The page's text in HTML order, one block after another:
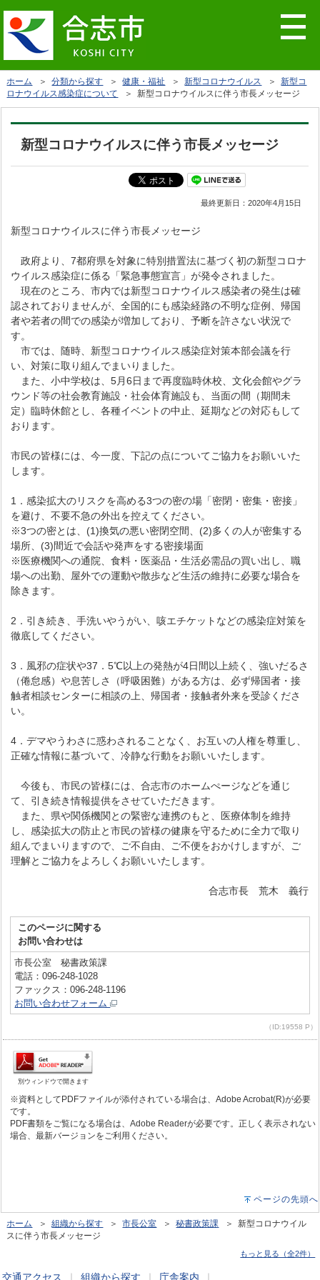
ホーム ＞分類から探す ＞健康・福祉 ＞新型コロナウイルス ＞新型コ
ロナウイルス感染症について
＞ 新型コロナウイルスに伴う市長メッセージ
新型コロナウイルスに伴う市長メッセージ
最終更新日：2020年4月15日
新型コロナウイルスに伴う市長メッセージ
政府より、7都府県を対象に特別措置法に基づく初の新型コロナ
ウイルス感染症に係る「緊急事態宣言」が発令されました。
現在のところ、市内では新型コロナウイルス感染者の発生は確
認されておりませんが、全国的にも感染経路の不明な症例、帰国
者や若者の間での感染が増加しており、予断を許さない状況で
す。
市では、随時、新型コロナウイルス感染症対策本部会議を行
い、対策に取り組んでまいりました。
また、小中学校は、5月6日まで再度臨時休校、文化会館やグラ
ウンド等の社会教育施設・社会体育施設も、当面の間（期間未
定）臨時休館とし、各種イベントの中止、延期などの対応もして
おります。
市民の皆様には、今一度、下記の点についてご協力をお願いいた
します。
1．感染拡大のリスクを高める3つの密の場「密閉・密集・密接」
を避け、不要不急の外出を控えてください。
※3つの密とは、(1)換気の悪い密閉空間、(2)多くの人が密集する
場所、(3)間近で会話や発声をする密接場面
※医療機関への通院、食料・医薬品・生活必需品の買い出し、職
場への出勤、屋外での運動や散歩など生活の維持に必要な場合を
除きます。
2．引き続き、手洗いやうがい、咳エチケットなどの感染症対策を
徹底してください。
3．風邪の症状や37．5℃以上の発熱が4日間以上続く、強いだるさ
（倦怠感）や息苦しさ（呼吸困難）がある方は、必ず帰国者・接
触者相談センターに相談の上、帰国者・接触者外来を受診くださ
い。
4．デマやうわさに惑わされることなく、お互いの人権を尊重し、
正確な情報に基づいて、冷静な行動をお願いいたします。
今後も、市民の皆様には、合志市のホームぺージなどを通じ
て、引き続き情報提供をさせていただきます。
また、県や関係機関との緊密な連携のもと、医療体制を維持
し、感染拡大の防止と市民の皆様の健康を守るために全力で取り
組んでまいりますので、ご不自由、ご不便をおかけしますが、ご
理解とご協力をよろしくお願いいたします。
合志市長 荒木 義行
このページに関する
お問い合わせは
市長公室 秘書政策課
電話：096-248-1028
ファックス：096-248-1196
お問い合わせフォーム
（ID:19558 P）
別ウィンドウで開きます
※資料としてPDFファイルが添付されている場合は、Adobe Acrobat(R)が必要
です。
PDF書類をご覧になる場合は、Adobe Readerが必要です。正しく表示されない
場合、最新バージョンをご利用ください。
ページの先頭へ
ホーム ＞組織から探す ＞市長公室 ＞秘書政策課 ＞ 新型コロナウイル
スに伴う市長メッセージ
もっと見る（全2件）
交通アクセス 組織から探す 庁舎案内